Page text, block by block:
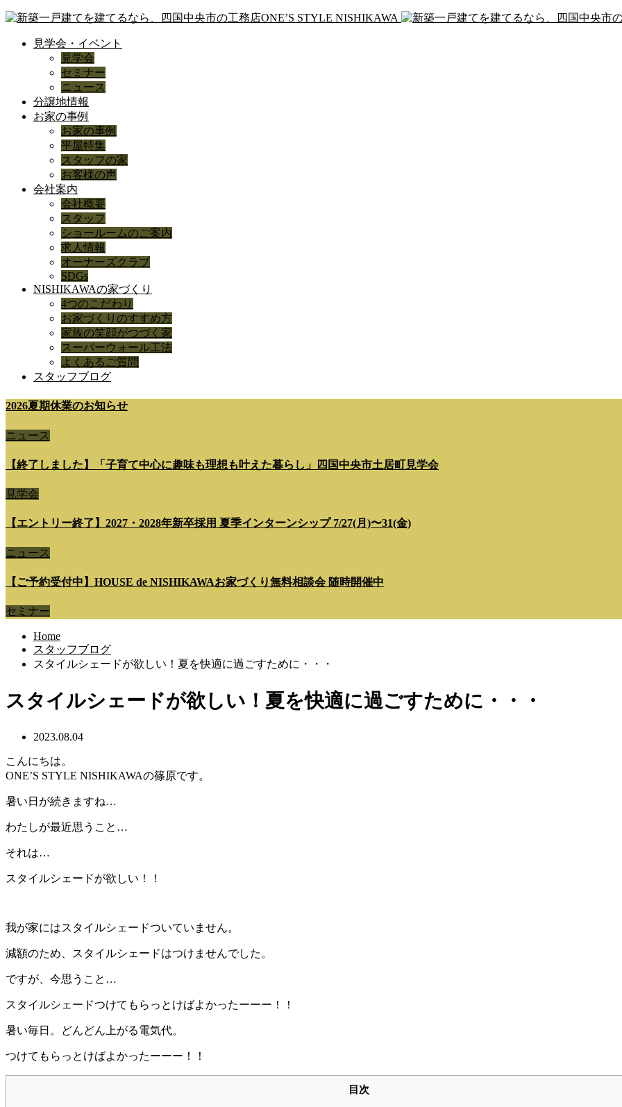
見学会・イベント
見学会
セミナー
ニュース
分譲地情報
お家の事例
お家の事例
平屋特集
スタッフの家
お客様の声
会社案内
会社概要
スタッフ
ショールームのご案内
求人情報
オーナーズクラブ
SDGs
NISHIKAWAの家づくり
4つのこだわり
お家づくりのすすめ方
家族の笑顔がつづく家
スーパーウォール工法
よくあるご質問
スタッフブログ
2026夏期休業のお知らせ
ニュース
【終了しました】「子育て中心に趣味も理想も叶えた暮らし」四国中央市土居町見学会
見学会
【エントリー終了】2027・2028年新卒採用 夏季インターンシップ 7/27(月)〜31(金)
ニュース
【ご予約受付中】HOUSE de NISHIKAWAお家づくり無料相談会 随時開催中
セミナー
Home
スタッフブログ
スタイルシェードが欲しい！夏を快適に過ごすために・・・
スタイルシェードが欲しい！夏を快適に過ごすために・・・
2023.08.04
こんにちは。
ONE’S STYLE NISHIKAWAの篠原です。
暑い日が続きますね…
わたしが最近思うこと…
それは…
スタイルシェードが欲しい！！
我が家にはスタイルシェードついていません。
減額のため、スタイルシェードはつけませんでした。
ですが、今思うこと…
スタイルシェードつけてもらっとけばよかったーーー！！
暑い毎日。どんどん上がる電気代。
つけてもらっとけばよかったーーー！！
目次